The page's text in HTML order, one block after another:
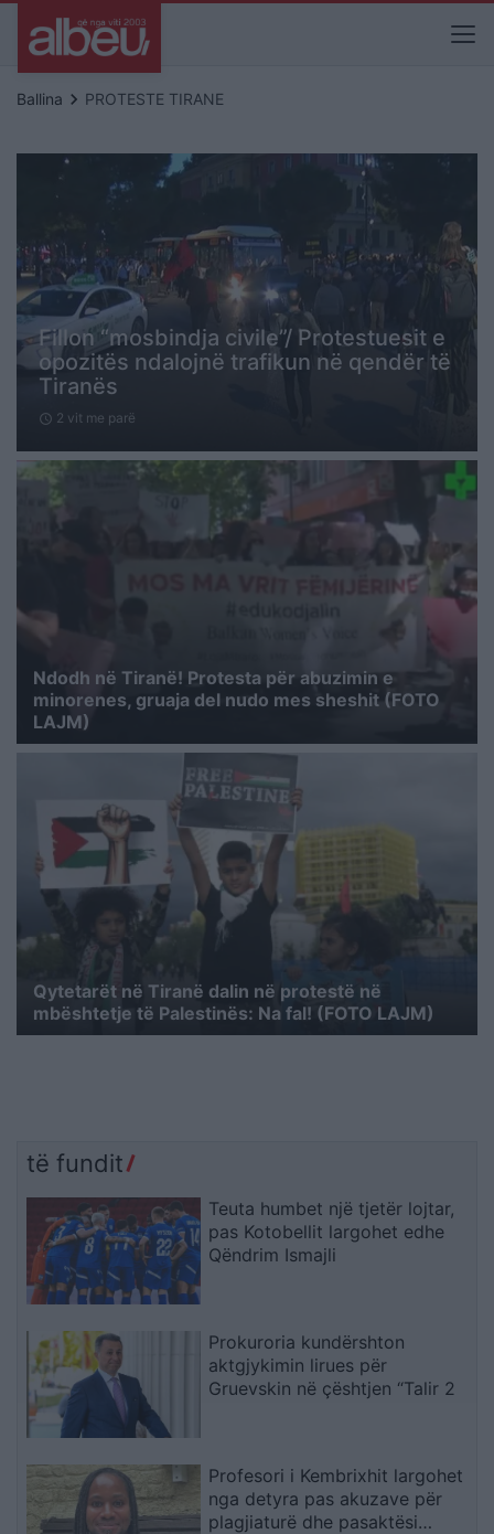
Ballina keyboard_arrow_right PROTESTE TIRANE
Fillon “mosbindja civile”/ Protestuesit e
opozitës ndalojnë trafikun në qendër të
Tiranës
schedule 2 vit me parë
Ndodh në Tiranë! Protesta për abuzimin e
minorenes, gruaja del nudo mes sheshit (FOTO
LAJM)
Qytetarët në Tiranë dalin në protestë në
mbështetje të Palestinës: Na fal! (FOTO LAJM)
të fundit
Teuta humbet një tjetër lojtar,
pas Kotobellit largohet edhe
Qëndrim Ismajli
Prokuroria kundërshton
aktgjykimin lirues për
Gruevskin në çështjen “Talir 2
Profesori i Kembrixhit largohet
nga detyra pas akuzave për
plagjiaturë dhe pasaktësi